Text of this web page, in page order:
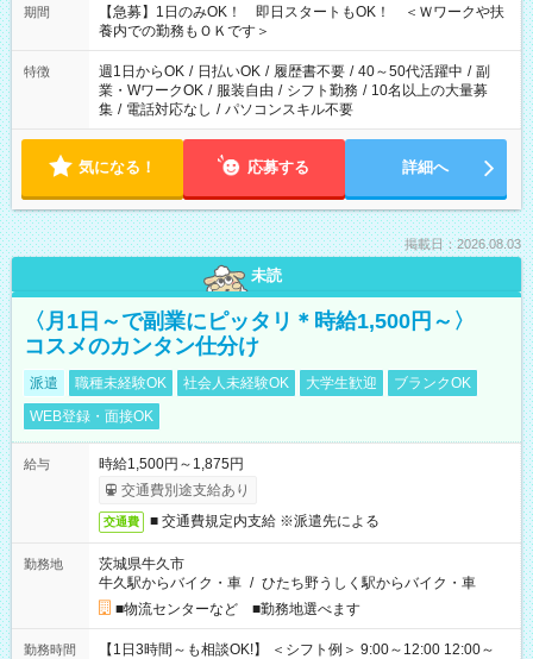
期間
【急募】1日のみOK！ 即日スタートもOK！ ＜Ｗワークや扶
養内での勤務もＯＫです＞
特徴 週1日からOK / 日払いOK / 履歴書不要 / 40～50代活躍中 / 副
業・WワークOK / 服装自由 / シフト勤務 / 10名以上の大量募
集 / 電話対応なし / パソコンスキル不要
気になる！ 応募する 詳細へ
掲載日：2026.08.03
未読
〈月1日～で副業にピッタリ＊時給1,500円～〉
コスメのカンタン仕分け
派遣 職種未経験OK 社会人未経験OK 大学生歓迎
ブランクOK
WEB登録・面接OK
給与
時給1,500円～1,875円
交通費別途支給あり
交通費 ■ 交通費規定内支給 ※派遣先による
勤務地
茨城県牛久市
牛久駅からバイク・車 / ひたち野うしく駅からバイク・車
■物流センターなど ■勤務地選べます
勤務時間
【1日3時間～も相談OK!】 ＜シフト例＞ 9:00～12:00 12:00～